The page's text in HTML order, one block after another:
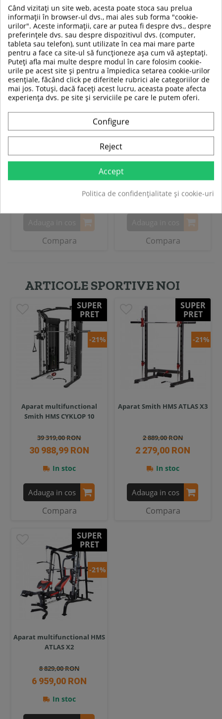
SUPER
PRET
-25%
Scaun pliabil plaja Nils Camp
NC3035
89,00 RON
Compara
SUPER
PRET
-20%
Scaun pliabil camping Nils
NC3301, Khaki
79,00 RON
Compara
ARTICOLE SPORTIVE NOI
SUPER
PRET
-21%
Aparat multifunctional
Smith HMS CYKLOP 10
39 319,00 RON
30 988,99 RON
In stoc
Adauga in cos
Compara
SUPER
PRET
-21%
Aparat Smith HMS ATLAS X3
2 889,00 RON
2 279,00 RON
In stoc
Adauga in cos
Compara
SUPER
PRET
-21%
Aparat multifunctional HMS
ATLAS X2
8 829,00 RON
6 959,00 RON
In stoc
Când vizitați un site web, acesta poate stoca sau prelua
informații în browser-ul dvs., mai ales sub forma "cookie-
urilor". Aceste informații, care ar putea fi despre dvs., despre
preferințele dvs. sau despre dispozitivul dvs. (computer,
tableta sau telefon), sunt utilizate în cea mai mare parte
pentru a face ca site-ul să funcționeze așa cum vă așteptați.
Puteți afla mai multe despre modul în care folosim cookie-
urile pe acest site și pentru a împiedica setarea cookie-urilor
esențiale, făcând click pe diferitele rubrici ale categoriilor de
mai jos. Totuși, dacă faceți acest lucru, aceasta poate afecta
experiența dvs. pe site și serviciile pe care le putem oferi.
Configure
Reject
Accept
Politica de confidențialitate și cookie-uri